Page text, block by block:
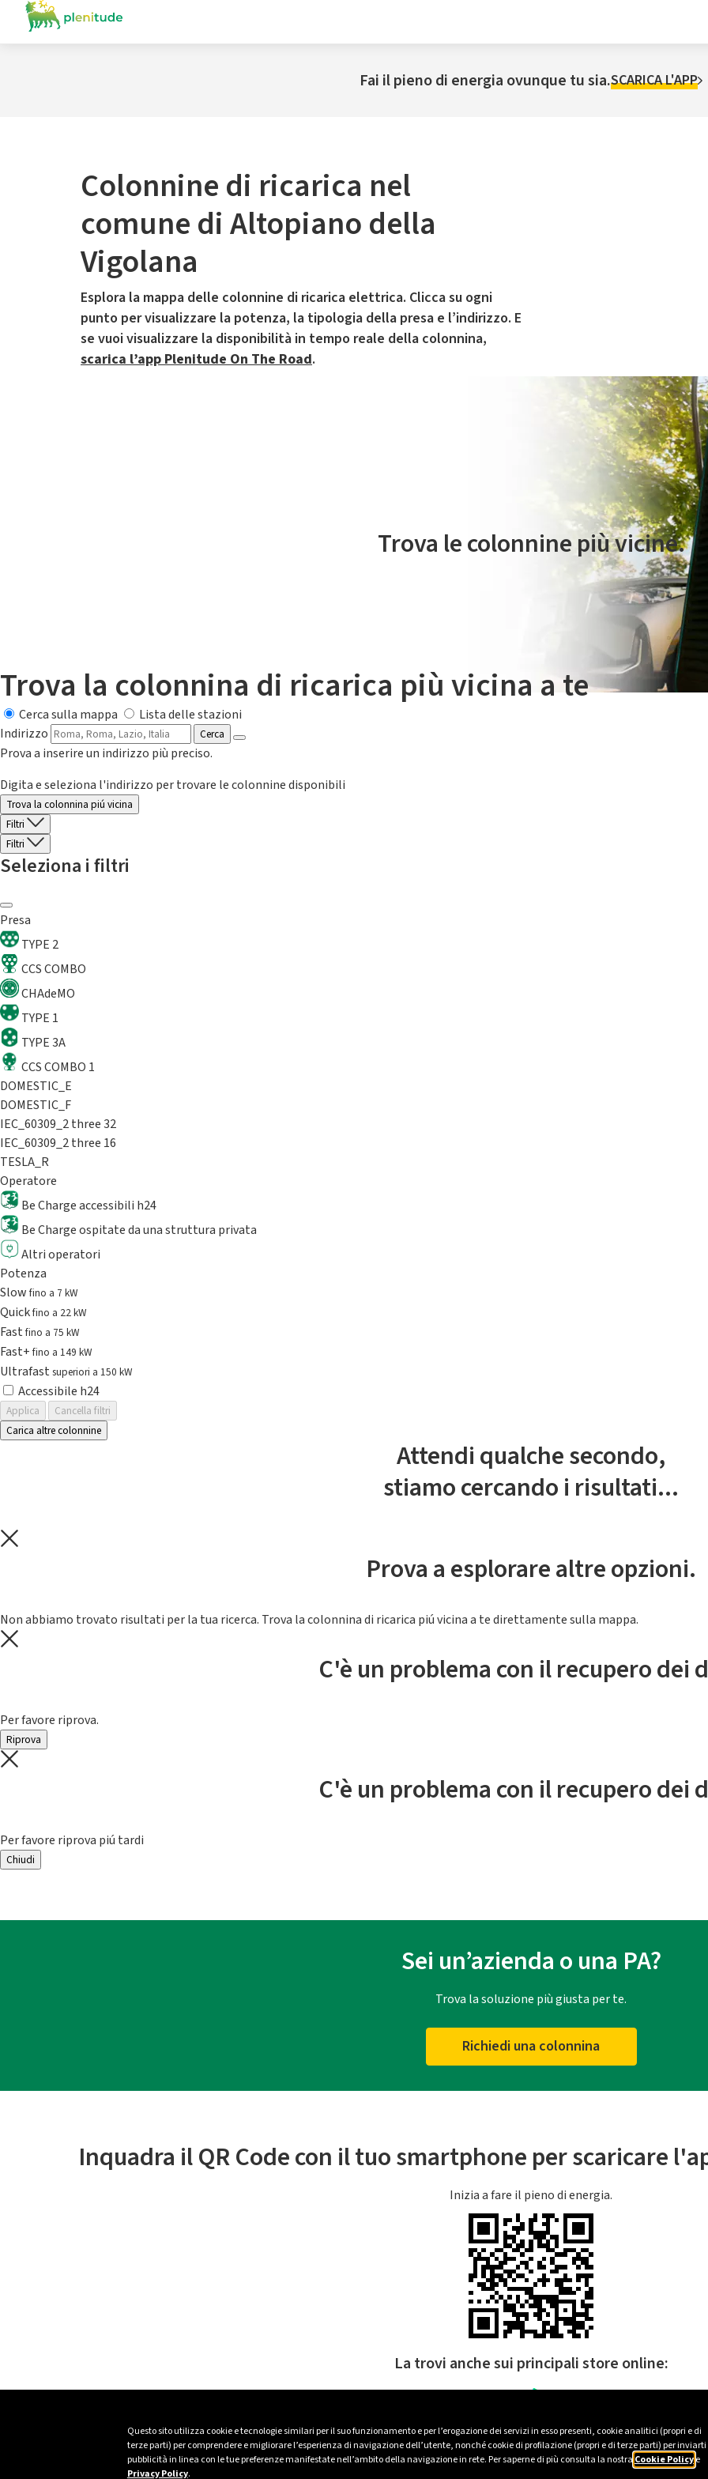
Questo sito utilizza cookie e tecnologie similari per il suo funzionamento e per l’erogazione dei servizi in esso presenti, cookie analitici (propri e di
terze parti) per comprendere e migliorare l’esperienza di navigazione dell’utente, nonché cookie di profilazione (propri e di terze parti) per inviarti
pubblicità in linea con le tue preferenze manifestate nell’ambito della navigazione in rete. Per saperne di più consulta la nostra Cookie Policye
Privacy Policy.
Fai il pieno di energia ovunque tu sia.SCARICA L'APP
Colonnine di ricarica nel
comune di Altopiano della
Vigolana
Esplora la mappa delle colonnine di ricarica elettrica. Clicca su ogni
punto per visualizzare la potenza, la tipologia della presa e l’indirizzo. E
se vuoi visualizzare la disponibilità in tempo reale della colonnina,
scarica l’app Plenitude On The Road.
Il servizio di mobilità elettrica è gestito da Plenitude On The Road
Trova le colonnine più vicine.
Trova la colonnina di ricarica più vicina a te
Cerca sulla mappa
Lista delle stazioni
Indirizzo
Cerca
Prova a inserire un indirizzo più preciso.
Digita e seleziona l'indirizzo per trovare le colonnine disponibili
Trova la colonnina piú vicina
Filtri
Filtri
Seleziona i filtri
Presa
TYPE 2
CCS COMBO
CHAdeMO
TYPE 1
TYPE 3A
CCS COMBO 1
DOMESTIC_E
DOMESTIC_F
IEC_60309_2 three 32
IEC_60309_2 three 16
TESLA_R
Operatore
Be Charge accessibili h24
Be Charge ospitate da una struttura privata
Altri operatori
Potenza
Slowfino a 7 kW
Quickfino a 22 kW
Fastfino a 75 kW
Fast+fino a 149 kW
Ultrafast superiori a 150 kW
Accessibile h24
Applica
Cancella filtri
Carica altre colonnine
Attendi qualche secondo,
stiamo cercando i risultati...
Prova a esplorare altre opzioni.
Non abbiamo trovato risultati per la tua ricerca. Trova la colonnina di ricarica piú vicina a te direttamente sulla mappa.
C'è un problema con il recupero dei
Per favore riprova.
Riprova
C'è un problema con il recupero dei
Per favore riprova piú tardi
Chiudi
Sei un’azienda o una PA?
Trova la soluzione più giusta per te.
Richiedi una colonnina
Inquadra il QR Code con il tuo smartphone per scaricare
Inizia a fare il pieno di energia.
La trovi anche sui principali store online: